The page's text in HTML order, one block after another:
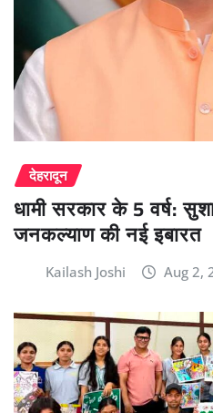
देहरादून
धामी सरकार के 5 वर्ष:
जनकल्याण की नई इबारत
Kailash Joshi Aug 2,